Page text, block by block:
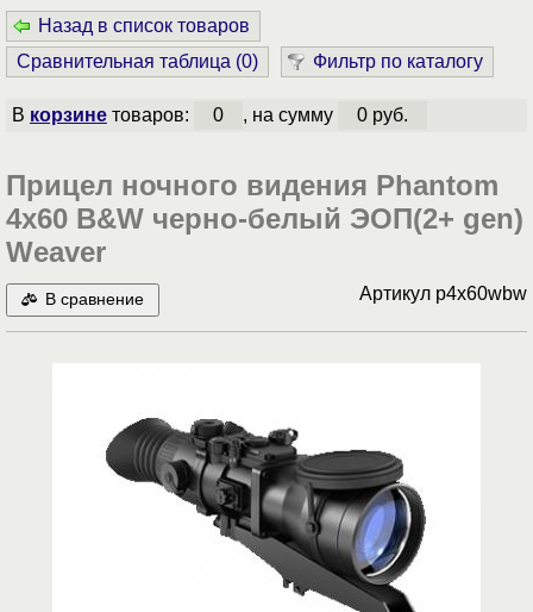
Назад в список товаров
Сравнительная таблица (0) Фильтр по каталогу
В корзинетоваров: 0 , на сумму 0 руб.
Прицел ночного видения Phantom
4x60 B&W черно-белый ЭОП(2+ gen)
Weaver
В сравнение Артикул p4x60wbw